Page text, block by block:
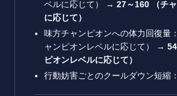
ベルに応じて） → 27～160
（チ
に応じて）
味方チャンピオンへの体力回復量
ャンピオンレベルに応じて） → 54
ピオンレベルに応じて）
行動妨害ごとのクールダウン短縮